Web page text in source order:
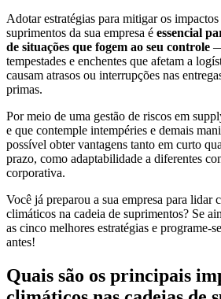
Adotar estratégias para mitigar os
suprimentos da sua empresa é essencial
de situações que fogem ao seu controle
tempestades e enchentes que afetam a
causam atrasos ou interrupções nas
primas.
Por meio de uma gestão de riscos em
e que contemple intempéries e demais
possível obter vantagens tanto em curto
prazo, como adaptabilidade a diferentes
corporativa.
Você já preparou a sua empresa para lidar
climáticos na cadeia de suprimentos? Se
as cinco melhores estratégias e programe-
antes!
Quais são os principais